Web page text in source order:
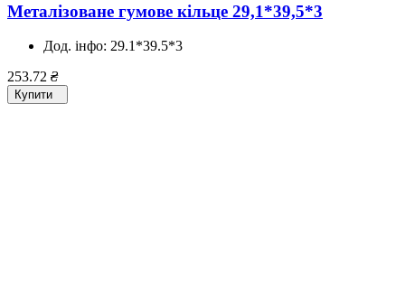
Металізоване гумове кільце 29,1*39,5*3
Дод. інфо: 29.1*39.5*3
253.72 ₴
Купити